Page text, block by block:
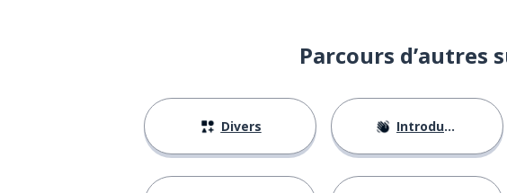
Parcours d’autres
Divers Introductions